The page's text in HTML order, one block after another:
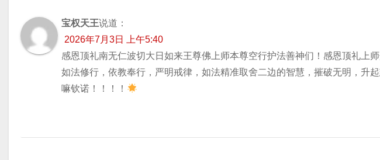
宝权天王说道：
2026年7月3日 上午5:40
感恩顶礼南无仁波切大日如来王尊佛上师本尊空行护法善神们！感恩顶礼上
如法修行，依教奉行，严明戒律，如法精准取舍二边的智慧，摧破无明，升
嘛钦诺！！！！